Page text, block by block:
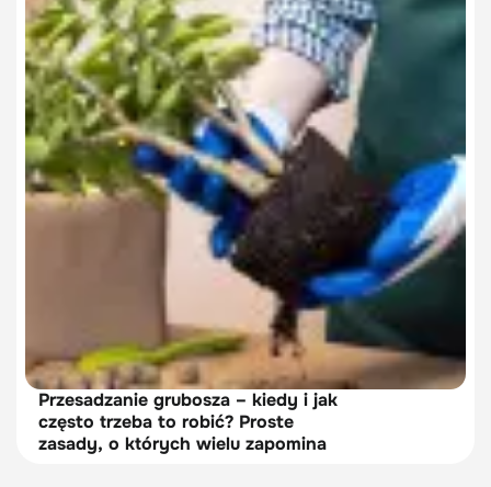
Przesadzanie grubosza – kiedy i jak
często trzeba to robić? Proste
zasady, o których wielu zapomina